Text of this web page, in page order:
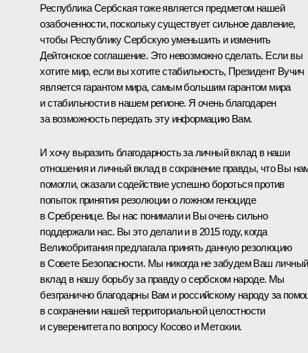
Республика Сербская тоже является предметом нашей
озабоченности, поскольку существует сильное давление,
чтобы Республику Сербскую уменьшить и изменить
Дейтонское соглашение. Это невозможно сделать. Если вы
хотите мир, если вы хотите стабильность, Президент Вучич
является гарантом мира, самым большим гарантом мира
и стабильности в нашем регионе. Я очень благодарен
за возможность передать эту информацию Вам.
И хочу выразить благодарность за личный вклад в наши
отношения и личный вклад в сохранение правды, что Вы
помогли, оказали содействие успешно бороться против
попыток принятия резолюции о ложном геноциде
в Сребренице. Вы нас понимали и Вы очень сильно
поддержали нас. Вы это делали и в 2015 году, когда
Великобритания предлагала принять данную резолюцию
в Совете Безопасности. Мы никогда не забудем Ваш личный
вклад в нашу борьбу за правду о сербском народе. Мы
безгранично благодарны Вам и российскому народу за
в сохранении нашей территориальной целостности
и суверенитета по вопросу Косово и Метохии.